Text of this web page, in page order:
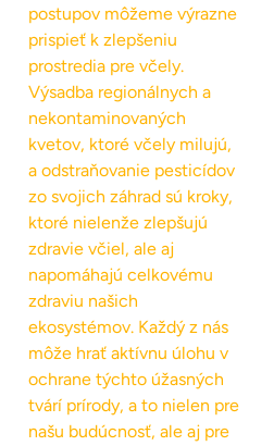
postupov môžeme výrazne
prispieť k zlepšeniu
prostredia pre včely.
Výsadba regionálnych a
nekontaminovaných
kvetov, ktoré včely milujú,
a odstraňovanie pesticídov
zo svojich záhrad sú kroky,
ktoré nielenže zlepšujú
zdravie včiel, ale aj
napomáhajú celkovému
zdraviu našich
ekosystémov. Každý z nás
môže hrať aktívnu úlohu v
ochrane týchto úžasných
tvárí prírody, a to nielen pre
našu budúcnosť, ale aj pre